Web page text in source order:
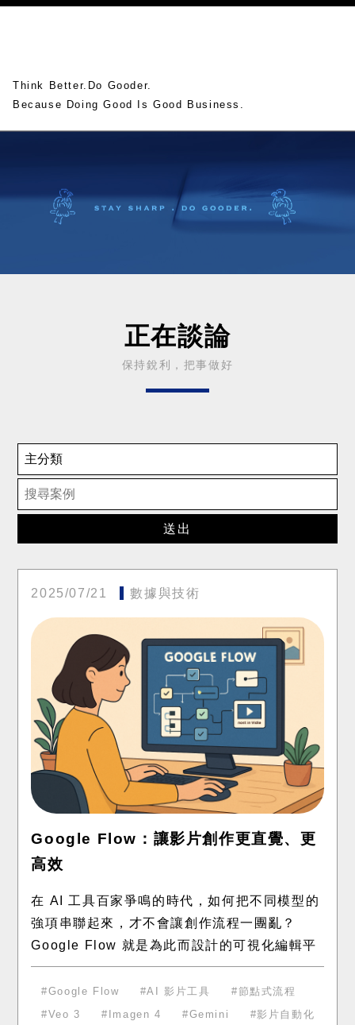
Think Better.Do Gooder.
Because Doing Good Is Good Business.
正在談論
保持銳利，把事做好
送出
2025/07/21 數據與技術
Google Flow：讓影片創作更直覺、更
高效
在 AI 工具百家爭鳴的時代，如何把不同模型的
強項串聯起來，才不會讓創作流程一團亂？
Google Flow 就是為此而設計的可視化編輯平
台。它把每一步 AI 操作都當作「積木」，拖一
拖、連一連，就能從
Google Flow AI 影片工具
節點式流程
Veo 3
Imagen 4 Gemini
影片自動化